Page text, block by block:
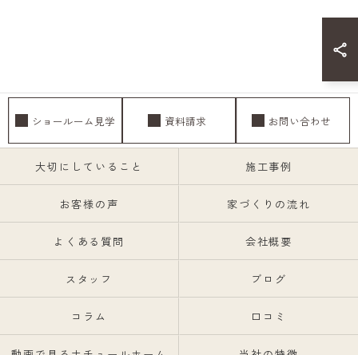
ショールーム見学 資料請求 お問い合わせ
大切にしていること 施工事例
お客様の声 家づくりの流れ
よくある質問 会社概要
スタッフ ブログ
コラム 口コミ